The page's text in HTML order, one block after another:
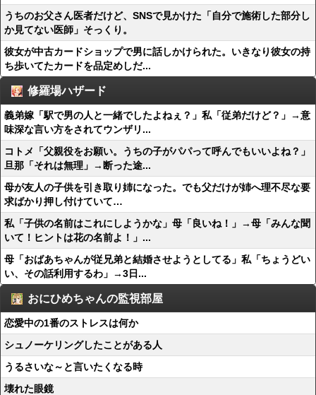
うちのお父さん医者だけど、SNSで見かけた「自分で施術した部分し
か見てない医師」そっくり。
彼女が中古カードショップで男に話しかけられた。いきなり彼女の持
ち歩いてたカードを品定めしだ...
修羅場ハザード
義弟嫁「駅で男の人と一緒でしたよねぇ？」私「従弟だけど？」→意
味深な言い方をされてウンザリ...
コトメ「父親役をお願い。うちの子がパパって呼んでもいいよね？」
旦那「それは無理」→断った途...
母が友人の子供を引き取り姉になった。でも父だけが姉へ理不尽な要
求ばかり押し付けていて…
私「子供の名前はこれにしようかな」母「良いね！」→母「みんな聞
いて！ヒントは花の名前よ！」...
母「おばあちゃんが従兄弟と結婚させようとしてる」私「ちょうどい
い、その話利用するわ」→3日...
おにひめちゃんの監視部屋
恋愛中の1番のストレスは何か
シュノーケリングしたことがある人
うるさいな～と言いたくなる時
壊れた眼鏡